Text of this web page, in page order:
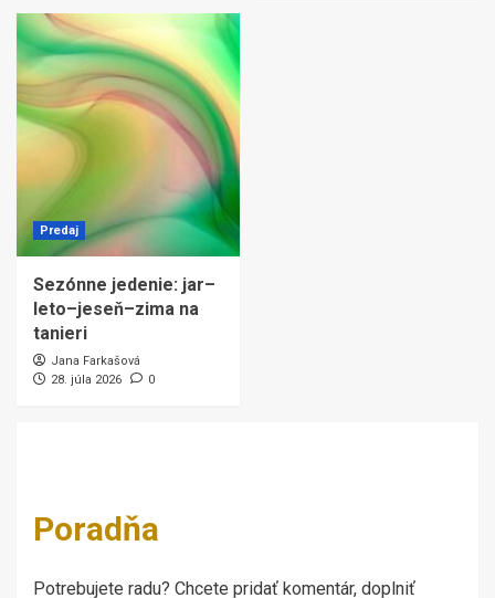
Predaj
Sezónne jedenie: jar–
leto–jeseň–zima na
tanieri
Jana Farkašová
28. júla 2026
0
Poradňa
Potrebujete radu? Chcete pridať komentár, doplniť